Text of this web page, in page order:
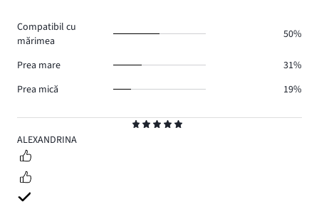
5
ALEXANDRINA
Compatibil cu
mărimea
50%
Prea mare
31%
Prea mică
19%